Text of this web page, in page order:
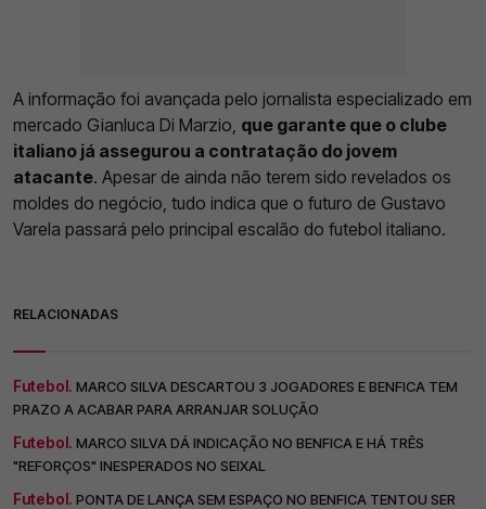
A informação foi avançada pelo jornalista especializado em
mercado Gianluca Di Marzio, que garante que o clube
italiano já assegurou a contratação do jovem
atacante. Apesar de ainda não terem sido revelados os
moldes do negócio, tudo indica que o futuro de Gustavo
Varela passará pelo principal escalão do futebol italiano.
RELACIONADAS
Futebol. MARCO SILVA DESCARTOU 3 JOGADORES E BENFICA TEM
PRAZO A ACABAR PARA ARRANJAR SOLUÇÃO
Futebol. MARCO SILVA DÁ INDICAÇÃO NO BENFICA E HÁ TRÊS
"REFORÇOS" INESPERADOS NO SEIXAL
Futebol. PONTA DE LANÇA SEM ESPAÇO NO BENFICA TENTOU SER